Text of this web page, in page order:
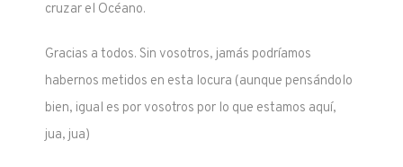
cruzar el Océano.
Gracias a todos. Sin vosotros, jamás podríamos
habernos metidos en esta locura (aunque pensándolo
bien, igual es por vosotros por lo que estamos aquí,
jua, jua)